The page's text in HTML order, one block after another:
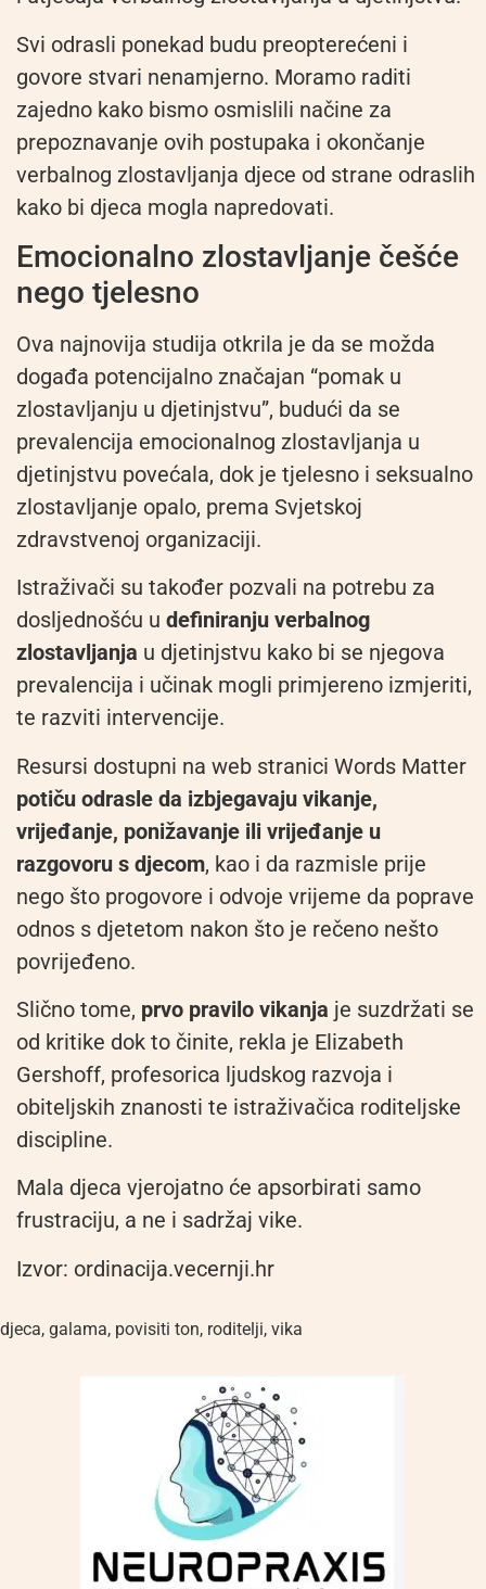
Svi odrasli ponekad budu preopterećeni i
govore stvari nenamjerno. Moramo raditi
zajedno kako bismo osmislili načine za
prepoznavanje ovih postupaka i okončanje
verbalnog zlostavljanja djece od strane odraslih
kako bi djeca mogla napredovati.
Emocionalno zlostavljanje češće
nego tjelesno
Ova najnovija studija otkrila je da se možda
događa potencijalno značajan “pomak u
zlostavljanju u djetinjstvu”, budući da se
prevalencija emocionalnog zlostavljanja u
djetinjstvu povećala, dok je tjelesno i seksualno
zlostavljanje opalo, prema Svjetskoj
zdravstvenoj organizaciji.
Istraživači su također pozvali na potrebu za
dosljednošću u definiranju verbalnog
zlostavljanja u djetinjstvu kako bi se njegova
prevalencija i učinak mogli primjereno izmjeriti,
te razviti intervencije.
Resursi dostupni na web stranici Words Matter
potiču odrasle da izbjegavaju vikanje,
vrijeđanje, ponižavanje ili vrijeđanje u
razgovoru s djecom, kao i da razmisle prije
nego što progovore i odvoje vrijeme da poprave
odnos s djetetom nakon što je rečeno nešto
povrijeđeno.
Slično tome, prvo pravilo vikanja je suzdržati se
od kritike dok to činite, rekla je Elizabeth
Gershoff, profesorica ljudskog razvoja i
obiteljskih znanosti te istraživačica roditeljske
discipline.
Mala djeca vjerojatno će apsorbirati samo
frustraciju, a ne i sadržaj vike.
Izvor: ordinacija.vecernji.hr
djeca, galama, povisiti ton, roditelji, vika